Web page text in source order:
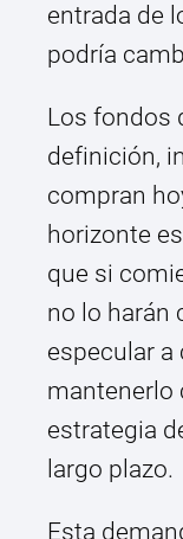
entrada de
podría
Los fondos
definición,
compran
horizonte
que si
no lo harán
especular a
mantenerlo
estrategia
largo plazo.
Esta